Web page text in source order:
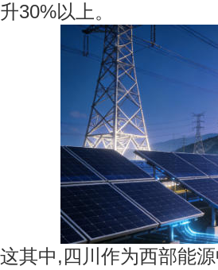
升30%以上。
这其中,四川作为西部能